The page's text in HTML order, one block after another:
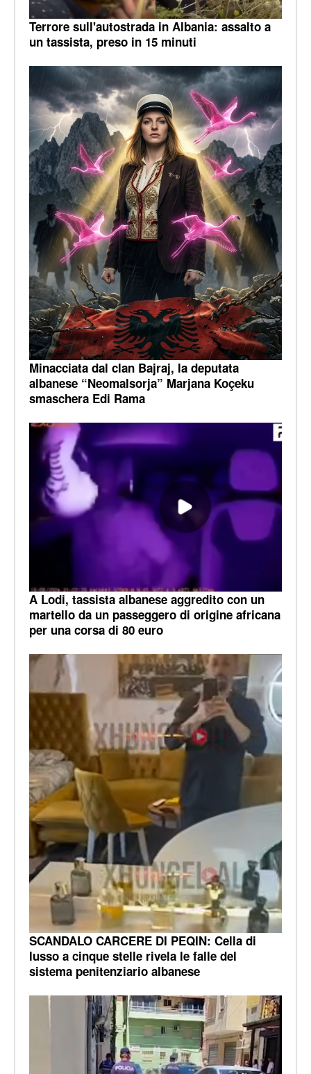
Terrore sull'autostrada in Albania: assalto a
un tassista, preso in 15 minuti
Minacciata dal clan Bajraj, la deputata
albanese “Neomalsorja” Marjana Koçeku
smaschera Edi Rama
A Lodi, tassista albanese aggredito con un
martello da un passeggero di origine africana
per una corsa di 80 euro
SCANDALO CARCERE DI PEQIN: Cella di
lusso a cinque stelle rivela le falle del
sistema penitenziario albanese